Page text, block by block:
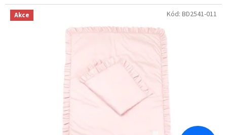
Akce Kód: BD2541-011